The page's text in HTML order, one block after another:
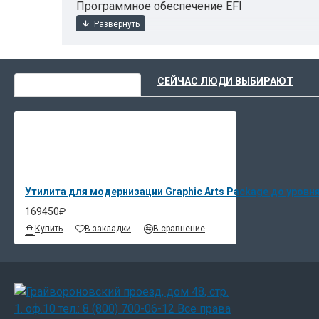
Программное обеспечение EFI
СЕЙЧАС ЛЮДИ ВЫБИРАЮТ
Утилита для модернизации Graphic Arts Package до
169450₽
Купить В закладки В сравнение